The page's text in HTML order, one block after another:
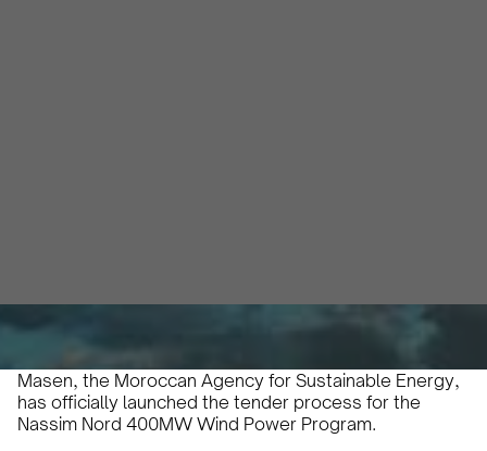
Masen, the Moroccan Agency for Sustainable Energy,
has officially launched the tender process for the
Nassim Nord 400MW Wind Power Program.